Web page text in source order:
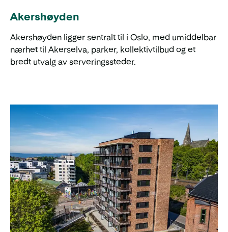
Akershøyden
Akershøyden ligger sentralt til i Oslo, med umiddelbar
nærhet til Akerselva, parker, kollektivtilbud og et
bredt utvalg av serveringssteder.